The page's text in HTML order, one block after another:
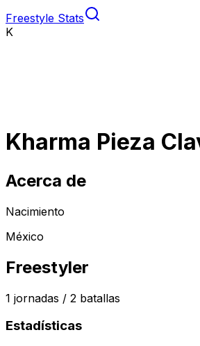
Freestyle Stats
K
Kharma Pieza
Acerca de
Nacimiento
México
Freestyler
1 jornadas / 2 batallas
Estadísticas